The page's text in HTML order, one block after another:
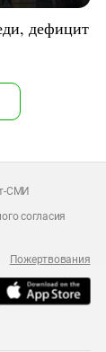
дефицит
СМИ
согласия
Пожертвования